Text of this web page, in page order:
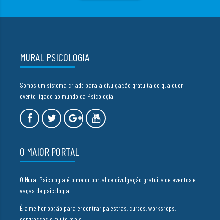
MURAL PSICOLOGIA
Somos um sistema criado para a divulgação gratuita de qualquer
evento ligado ao mundo da Psicologia.
O MAIOR PORTAL
O Mural Psicologia é o maior portal de divulgação gratuita de eventos e
vagas de psicologia.
É a melhor opção para encontrar palestras, cursos, workshops,